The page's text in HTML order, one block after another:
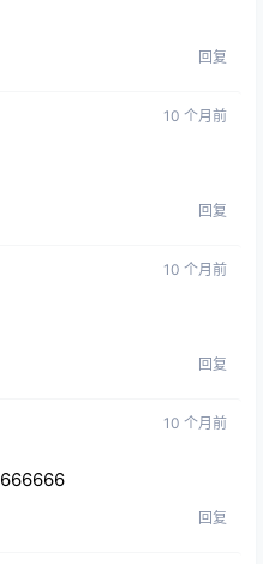
回复
10 个月前
回复
10 个月前
回复
10 个月前
回复